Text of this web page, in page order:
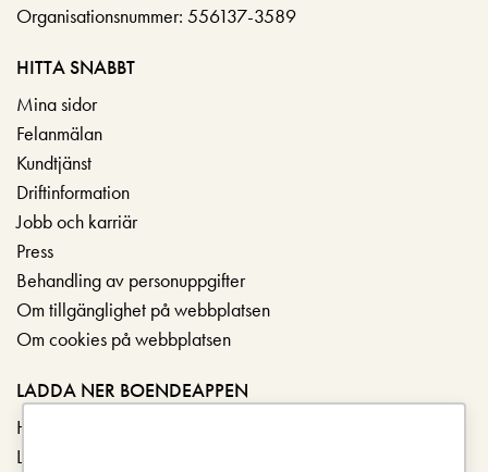
Organisationsnummer: 556137-3589
HITTA SNABBT
Mina sidor
Felanmälan
Kundtjänst
Driftinformation
Jobb och karriär
Press
Behandling av personuppgifter
Om tillgänglighet på webbplatsen
Om cookies på webbplatsen
LADDA NER BOENDEAPPEN
Hämta i App Store
Ladda ner på Google Play